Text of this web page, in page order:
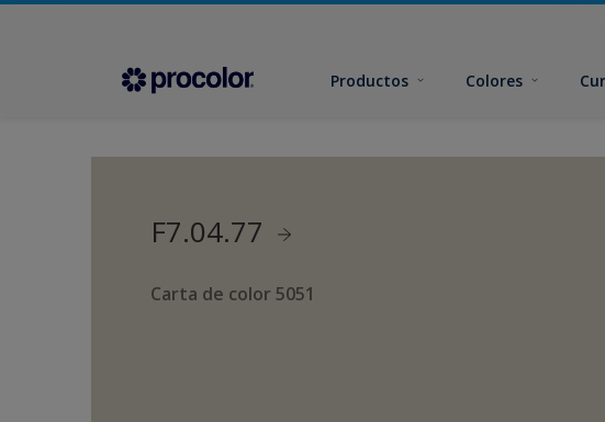
Productos Colores
F7.04.77
Carta de color 5051